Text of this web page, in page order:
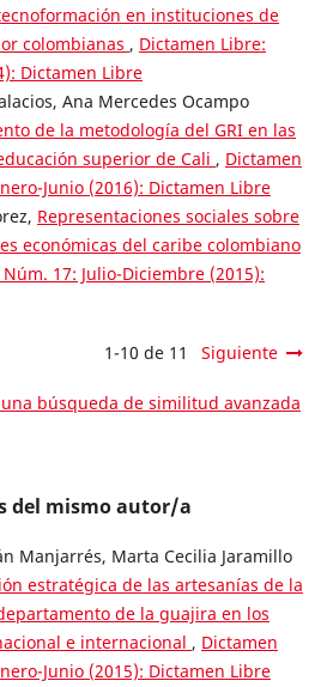
en instituciones de
colombianas , Dictamen Libre:
Dictamen Libre
Ana Mercedes Ocampo
de la metodología del GRI en las
superior de Cali , Dictamen
Junio (2016): Dictamen Libre
Representaciones sociales sobre
económicas del caribe colombiano
17: Julio-Diciembre (2015):
1-10 de 11 Siguiente
búsqueda de similitud avanzada
del mismo autor/a
Manjarrés, Marta Cecilia Jaramillo
estratégica de las artesanías de la
de la guajira en los
e internacional , Dictamen
Junio (2015): Dictamen Libre